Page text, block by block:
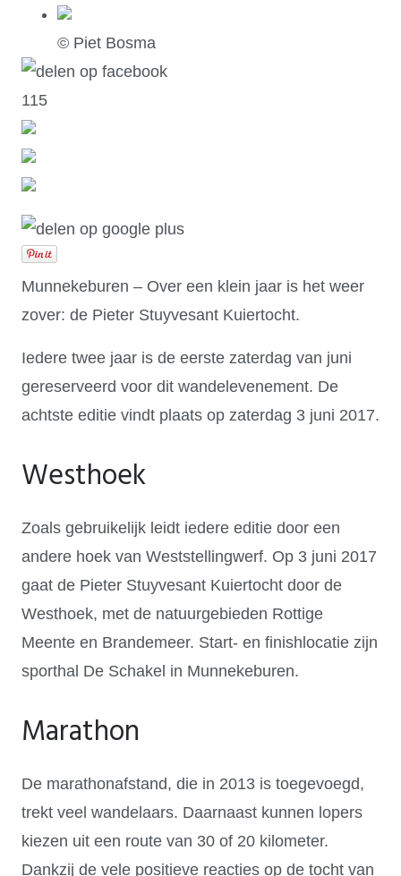
© Piet Bosma
115
Munnekeburen – Over een klein jaar is het weer
zover: de Pieter Stuyvesant Kuiertocht.
Iedere twee jaar is de eerste zaterdag van juni
gereserveerd voor dit wandelevenement. De
achtste editie vindt plaats op zaterdag 3 juni 2017.
Westhoek
Zoals gebruikelijk leidt iedere editie door een
andere hoek van Weststellingwerf. Op 3 juni 2017
gaat de Pieter Stuyvesant Kuiertocht door de
Westhoek, met de natuurgebieden Rottige
Meente en Brandemeer. Start- en finishlocatie zijn
sporthal De Schakel in Munnekeburen.
Marathon
De marathonafstand, die in 2013 is toegevoegd,
trekt veel wandelaars. Daarnaast kunnen lopers
kiezen uit een route van 30 of 20 kilometer.
Dankzij de vele positieve reacties op de tocht van